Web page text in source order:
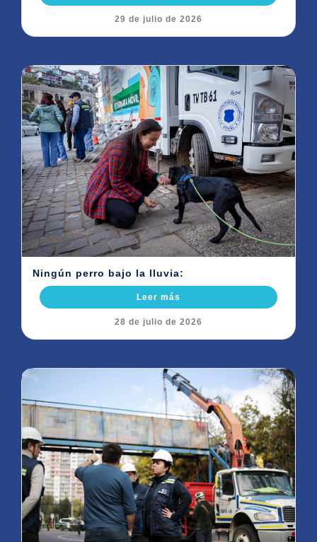
29 de julio de 2026
Ningún perro bajo la lluvia:
Leer más
28 de julio de 2026